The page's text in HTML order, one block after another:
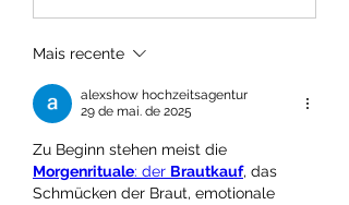
Mais recente
alexshow hochzeitsagentur
29 de mai. de 2025
Morgenrituale: der Brautkauf, das
Schmücken der Braut, emotionale